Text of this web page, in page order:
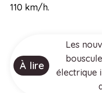
110 km/h.
À lire
Les
électrique